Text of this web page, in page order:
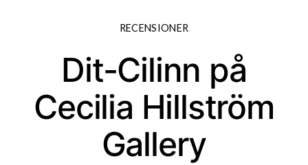
RECENSIONER
Dit-Cilinn på
Cecilia Hillström
Gallery